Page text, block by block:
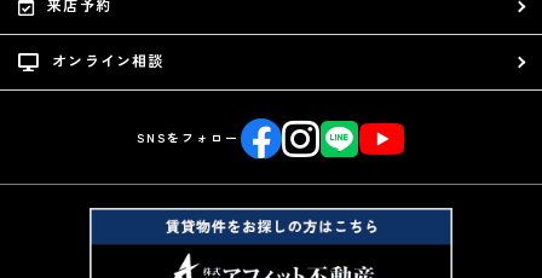
来店予約
オンライン相談
SNSをフォロー